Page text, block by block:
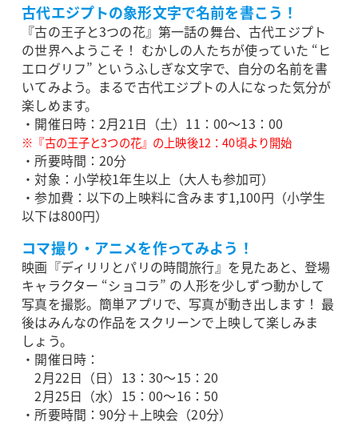
古代エジプトの象形文字で名前を書こう！
『古の王子と3つの花』第一話の舞台、古代エジプト
の世界へようこそ！ むかしの人たちが使っていた “ヒ
エログリフ” というふしぎな文字で、自分の名前を書
いてみよう。まるで古代エジプトの人になった気分が
楽しめます。
・開催日時：2月21日（土）11：00～13：00
※『古の王子と3つの花』の上映後12：40頃より開始
・所要時間：20分
・対象：小学校1年生以上（大人も参加可）
・参加費：以下の上映料に含みます1,100円（小学生
以下は800円）
コマ撮り・アニメを作ってみよう！
映画『ディリリとパリの時間旅行』を見たあと、登場
キャラクター “ショコラ” の人形を少しずつ動かして
写真を撮影。簡単アプリで、写真が動き出します！ 最
後はみんなの作品をスクリーンで上映して楽しみま
しょう。
・開催日時：
2月22日（日）13：30～15：20
2月25日（水）15：00～16：50
・所要時間：90分＋上映会（20分）